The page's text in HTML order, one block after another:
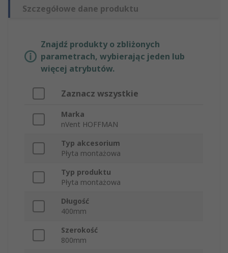
Szczegółowe dane produktu
Znajdź produkty o zbliżonych
parametrach, wybierając jeden lub
więcej atrybutów.
Zaznacz wszystkie
Marka
nVent HOFFMAN
Typ akcesorium
Płyta montażowa
Typ produktu
Płyta montażowa
Długość
400mm
Szerokość
800mm